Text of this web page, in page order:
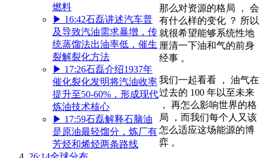
燃料
▶ 16:42石磊讲述汽车普
及导致汽油需求暴增，传
统蒸馏法出油率低，催生
裂解裂化方法
▶ 17:26石磊介绍1937年
催化裂化发明将汽油收率
提升至50-60%，形成现代
炼油技术核心
▶ 17:59石磊解释石脑油
是原油最轻馏分，炼厂有
芳烃和烯烃两条路线
那么对资源的格局 ， 会
有什么样的变化 ？ 所以
就很希望能够系统性地
厘清一下油和气的前身
经事 。
我们一起看看 ， 油气在
过去的 100 年以至未来
， 再怎么影响世界的格
局 ，而我们每个人又该
怎么适应这场能源的博
弈 。